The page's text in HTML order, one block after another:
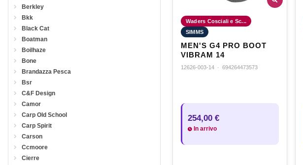
Berkley
Bkk
Black Cat
Boatman
Boilhaze
Bone
Brandazza Pesca
Bsr
C&F Design
Camor
Carp Old School
Carp Spirit
Carson
Ccmoore
Cierre
Waders Cosciali e Sc...
SIMMS
MEN'S G4 PRO BOOT
VIBRAM 14
12626-003-14 · 694264473573
254,00 €
In arrivo